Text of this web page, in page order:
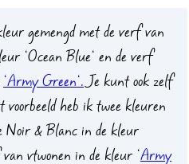
gemengd met de verf van
‘Ocean Blue‘ en de verf
‘Army Green‘.Je kunt ook zelf
heb ik twee kleuren
Noir & Blanc in de kleur
vtwonen in de kleur ‘Army